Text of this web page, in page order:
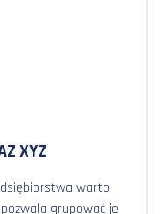
XYZ
warto
grupować je